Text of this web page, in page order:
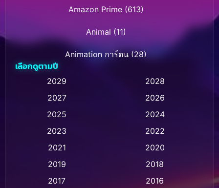
Amazon Prime(613)
Animal (11)
Animation การ์ตูน(28)
Animation การ์ตูน (236)
Animation การ์ตูน (32)
Animation แอนิเมชั่น (1)
Animation แอนิเมชัน (1)
เลือกดูตามปี
2029
2028
2027
2026
2025
2024
2023
2022
2021
2020
2019
2018
2017
2016